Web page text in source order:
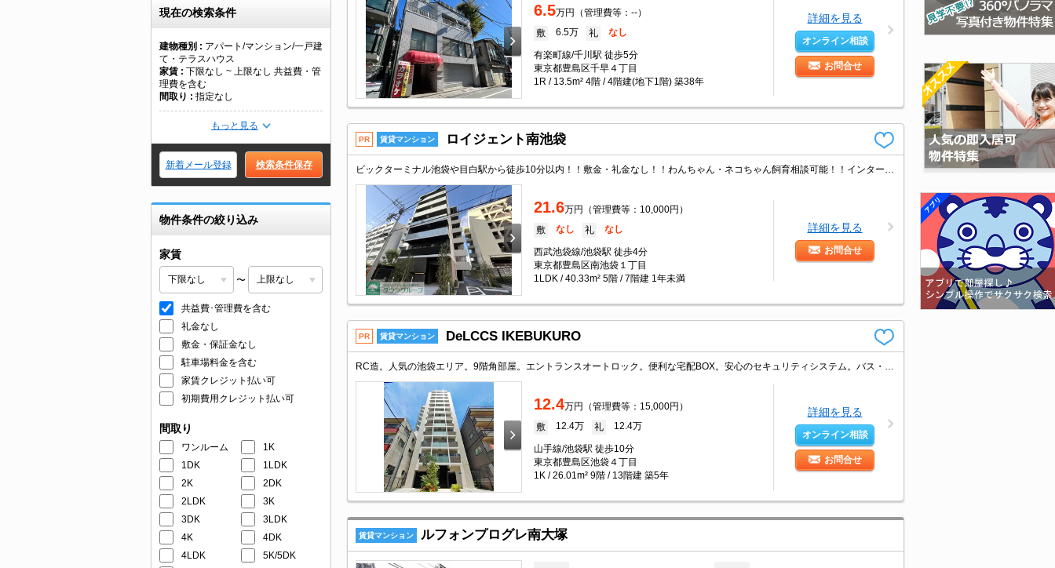
現在の検索条件
建物種別
アパート/マンション/一戸建
て・テラスハウス
家賃
下限なし ~ 上限なし 共益費・管
理費を含む
間取り
指定なし
もっと見る
新着メール登録 検索条件保存
物件条件の絞り込み
家賃
〜
共益費･管理費を含む
礼金なし
敷金・保証金なし
駐車場料金を含む
家賃クレジット払い可
初期費用クレジット払い可
間取り
ワンルーム
1K
1DK
1LDK
2K
2DK
2LDK
3K
3DK
3LDK
4K
4DK
4LDK
5K/5DK
6.5万円（管理費等：--）
敷 6.5万 礼 なし
有楽町線/千川駅 徒歩5分
東京都豊島区千早４丁目
1R / 13.5m² 4階 / 4階建(地下1階) 築38年
詳細を見る
オンライン相談
お問合せ
PR 賃貸マンション ロイジェント南池袋
21.6万円（管理費等：10,000円）
敷 なし 礼 なし
西武池袋線/池袋駅 徒歩4分
東京都豊島区南池袋１丁目
1LDK / 40.33m² 5階 / 7階建 1年未満
詳細を見る
お問合せ
PR 賃貸マンション DeLCCS IKEBUKURO
12.4万円（管理費等：15,000円）
敷 12.4万 礼 12.4万
山手線/池袋駅 徒歩10分
東京都豊島区池袋４丁目
1K / 26.01m² 9階 / 13階建 築5年
詳細を見る
オンライン相談
お問合せ
賃貸マンション ルフォンプログレ南大塚